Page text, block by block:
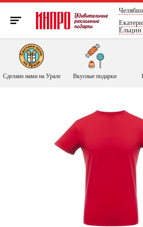
Ельцин
Сделано нами на Урале Вкусные подарки